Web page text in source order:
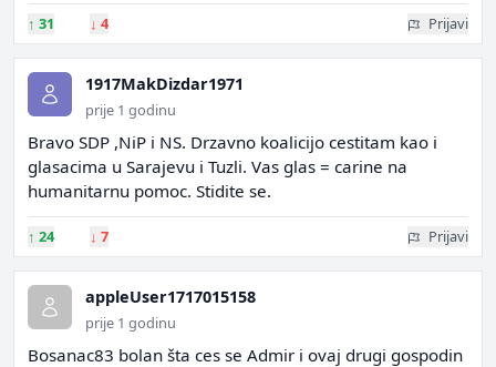
↑ 31 ↓ 4 Prijavi
1917MakDizdar1971
prije 1 godinu
Bravo SDP ,NiP i NS. Drzavno koalicijo cestitam kao i
glasacima u Sarajevu i Tuzli. Vas glas = carine na
humanitarnu pomoc. Stidite se.
↑ 24 ↓ 7 Prijavi
appleUser1717015158
prije 1 godinu
Bosanac83 bolan šta ces se Admir i ovaj drugi gospodin